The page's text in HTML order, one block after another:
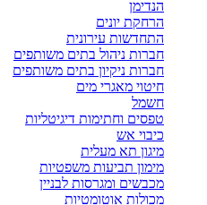
הנדימן
הרחקת יונים
התחדשות עירונית
חברות ניהול בתים משותפים
חברות ניקיון בתים משותפים
חיטוי מאגרי מים
חשמל
טפסים וחתימות דיגיטליות
כיבוי אש
מיגון תא מעלית
מימון תביעות משפטיות
מכבשים ומגרסות לבניין
מכולות אוטומטיות